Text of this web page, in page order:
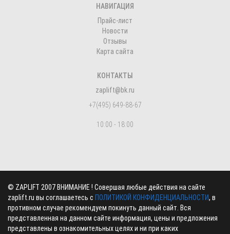
НАВИГАЦИЯ
Прайс-лист
Новости
Отзывы
Карта сайта
КОНТАКТЫ
zaplift@bk.ru
+7(495) 649-88-67
10:00 - 18:00
© ZAPLIFT 2007 ВНИМАНИЕ ! Совершая любые действия на сайте
zaplift.ru вы соглашаетесь с ПОЛИТИКОЙ КОНФИДЕНЦИАЛЬНОСТИ, в
противном случае рекомендуем покинуть данный сайт. Вся
представленная на данном сайте информация, цены и предложения
представлены в ознакомительных целях и ни при каких